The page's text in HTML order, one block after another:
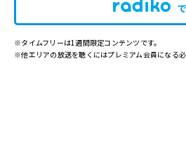
※タイムフリーは1週間限定コンテンツです。
※他エリアの放送を聴くにはプレミアム会員になる必